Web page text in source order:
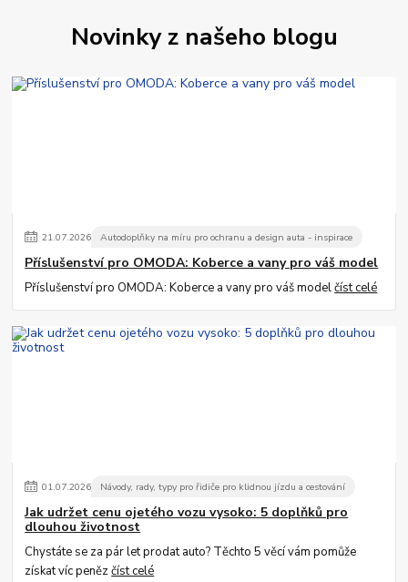
Novinky z našeho blogu
21.07.2026 Autodoplňky na míru pro ochranu a design auta - inspirace
Příslušenství pro OMODA: Koberce a vany pro váš model
Příslušenství pro OMODA: Koberce a vany pro váš modelčíst celé
01.07.2026 Návody, rady, typy pro řidiče pro klidnou jízdu a cestování
Jak udržet cenu ojetého vozu vysoko: 5 doplňků pro
dlouhou životnost
Chystáte se za pár let prodat auto? Těchto 5 věcí vám pomůže
získat víc penězčíst celé